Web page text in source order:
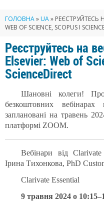
ГОЛОВНА»UA» РЕЄСТРУЙТЕСЬ
WEB OF SCIENCE, SCOPUS І
Реєструйтесь на
Elsevier: Web of
ScienceDirect
Шановні колеги!
безкоштовних
заплановані на травень
платформі ZOOM.
Вебінари від
Ірина Тихонкова, PhD
Clarivate Essential
9 травня 2024 о